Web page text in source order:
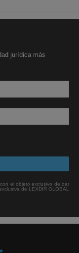
jurídica más
el objeto exclusivo de dar
de LEXDIR GLOBAL